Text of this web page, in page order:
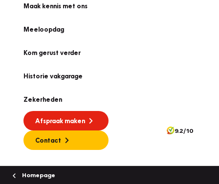
Maak kennis met ons
Meeloopdag
Kom gerust verder
Historie vakgarage
Zekerheden
Afspraak maken
Contact
9.2/10
Homepage